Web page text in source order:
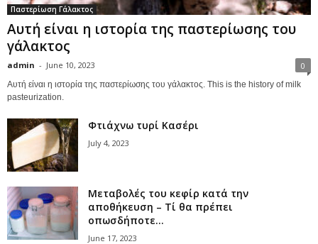
Παστερίωση Γάλακτος
Αυτή είναι η ιστορία της παστερίωσης του
γάλακτος
admin - June 10, 2023 0
Αυτή είναι η ιστορία της παστερίωσης του γάλακτος. This is the history of milk
pasteurization.
Φτιάχνω τυρί Κασέρι
July 4, 2023
Μεταβολές του κεφίρ κατά την
αποθήκευση – Τί θα πρέπει
οπωσδήποτε...
June 17, 2023